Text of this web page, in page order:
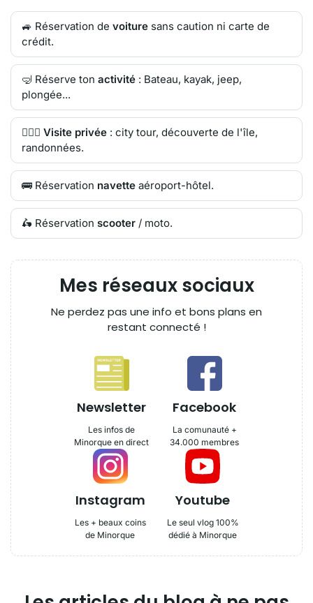
🚙 Réservation de voiture sans caution ni carte de
crédit.
🤿 Réserve ton activité : Bateau, kayak, jeep,
plongée...
🙋🏻‍♂️ Visite privée : city tour, découverte de l'île,
randonnées.
🚌 Réservation navette aéroport-hôtel.
🛵 Réservation scooter / moto.
Mes réseaux sociaux
Ne perdez pas une info et bons plans en
restant connecté !
Newsletter
Les infos de
Minorque en direct
Facebook
La comunauté +
34.000 membres
Instagram
Les + beaux coins
de Minorque
Youtube
Le seul vlog 100%
dédié à Minorque